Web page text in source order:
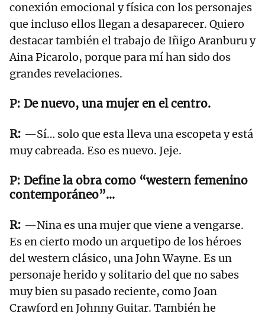
conexión emocional y física con los personajes
que incluso ellos llegan a desaparecer. Quiero
destacar también el trabajo de Iñigo Aranburu y
Aina Picarolo, porque para mí han sido dos
grandes revelaciones.
De nuevo, una mujer en el centro.
—Sí… solo que esta lleva una escopeta y está
muy cabreada. Eso es nuevo. Jeje.
Define la obra como “western femenino
contemporáneo”...
—Nina es una mujer que viene a vengarse.
Es en cierto modo un arquetipo de los héroes
del western clásico, una John Wayne. Es un
personaje herido y solitario del que no sabes
muy bien su pasado reciente, como Joan
Crawford en Johnny Guitar. También he